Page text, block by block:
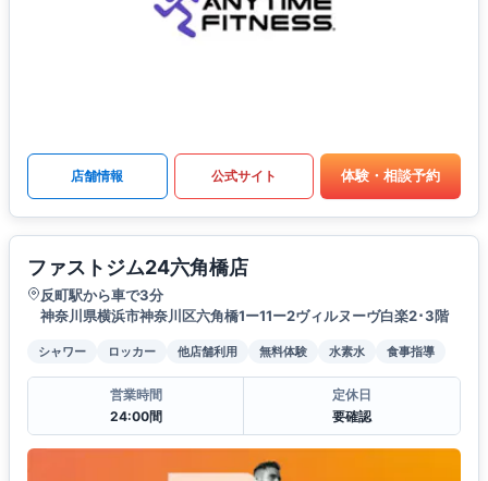
店舗情報 公式サイト 体験・相談予約
ファストジム24六角橋店
反町駅から車で3分
神奈川県横浜市神奈川区六角橋1ー11ー2ヴィルヌーヴ白楽2･3階
シャワー ロッカー 他店舗利用 無料体験 水素水 食事指導
営業時間
24:00間
定休日
要確認